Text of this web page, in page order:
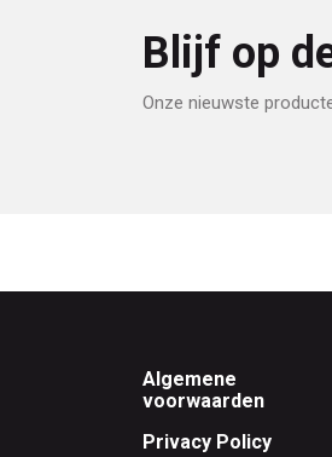
Blijf op
Onze nieuwste
Footer
Algemene
voorwaarden
Privacy Policy